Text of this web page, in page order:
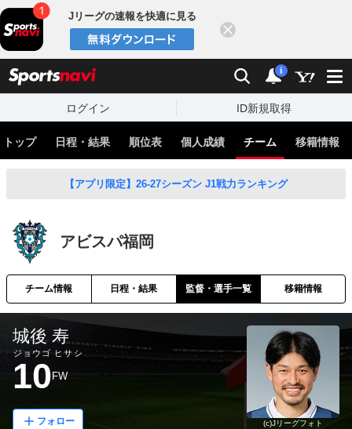
Jリーグの速報を快適に見る
検索 通知
i
ログイン ID新規取得
トップ 日程・結果 順位表 個人成績 チーム 移籍情報
【アプリ限定】26-27シーズン J1戦力ランキング
アビスパ福岡
チーム情報 日程・結果 監督・選手一覧 移籍情報
城後 寿
ジョウゴ ヒサシ
10 FW
フォロー (c)Jリーグフォト